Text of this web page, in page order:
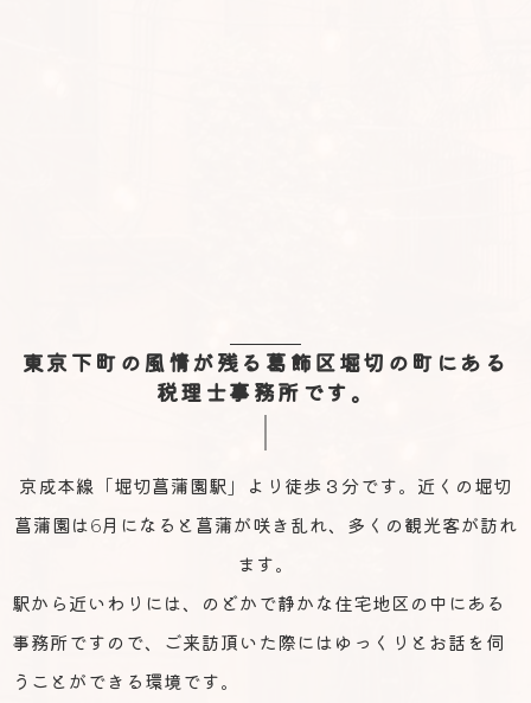
東京下町の風情が残る葛飾区堀切の町にある
税理士事務所です。
京成本線「堀切菖蒲園駅」より徒歩３分です。近くの堀切
菖蒲園は6月になると菖蒲が咲き乱れ、多くの観光客が訪れ
ます。
駅から近いわりには、のどかで静かな住宅地区の中にある
事務所ですので、ご来訪頂いた際にはゆっくりとお話を伺
うことができる環境です。